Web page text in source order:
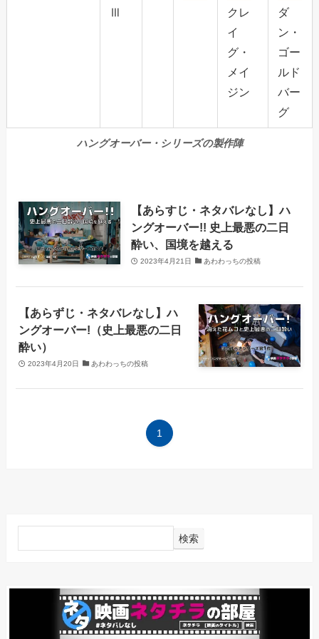
Ⅲ
クレ
イ
グ・
メイ
ジン
ダ
ン・
ゴー
ルド
バー
グ
ハングオーバー・シリーズの製作陣
【あらすじ・ネタバレなし】ハ
ングオーバー!! 史上最悪の二日
酔い、国境を越える
2023年4月21日 あわわっちの投稿
【あらずじ・ネタバレなし】ハ
ングオーバー!（史上最悪の二日
酔い）
2023年4月20日 あわわっちの投稿
1
検索